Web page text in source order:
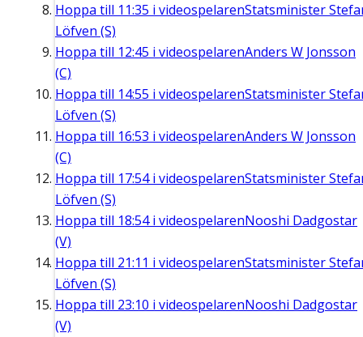
Hoppa till 11:35 i videospelarenStatsminister
Löfven (S)
Hoppa till 12:45 i videospelarenAnders W Jonsson
(C)
Hoppa till 14:55 i videospelarenStatsminister
Löfven (S)
Hoppa till 16:53 i videospelarenAnders W Jonsson
(C)
Hoppa till 17:54i videospelarenStatsminister
Löfven (S)
Hoppa till 18:54i videospelarenNooshi Dadgostar
(V)
Hoppa till 21:11 i videospelarenStatsminister
Löfven (S)
Hoppa till 23:10 i videospelarenNooshi Dadgostar
(V)